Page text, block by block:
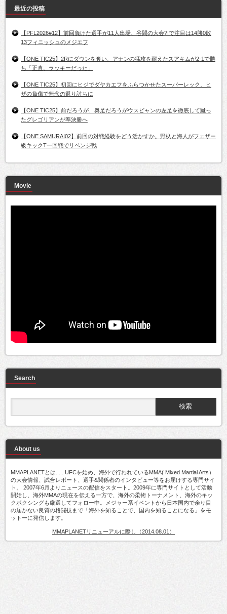
最近の投稿
【PFL2026#12】前回負けた選手が11人出場、谷間の大会?!で注目は14勝0敗
13フィニッシュのメジエフ
【ONE TIC25】2Rにダウンを奪い、アナンの猛攻を耐えたスアキムが2-1で勝
ち「正直、ラッキーだった」
【ONE TIC25】初回にヒジでダヤカエフをふらつかせたスーパーレック、ヒ
ザの負傷で無念の返り討ちに
【ONE TIC25】前だろうが、奥足だろうがウスビャンの左足を徹底して蹴っ
たグレゴリアンが準決勝へ
【ONE SAMURAI02】前回の対戦経験をどう活かすか。野杁と海人がフェザー
級キックT一回戦でリベンジ戦
Movie
Search
About us
MMAPLANETとは..... UFCを始め、海外で行われているMMA( Mixed Martial Arts）
の大会情報、試合レポート、選手&関係者のインタビュー等をお届けする専門サイ
ト。 2007年6月よりニュースの配信をスタート。2009年に専門サイトとして活動
開始し、海外MMAの現在を伝える一方で、海外の柔術トーナメント、海外のキッ
クボクシングも厳選してフォロー中。メジャー系イベントから日本国内で余り目
の届かない良質の格闘技まで「海外を知ることで、国内を知ることになる」をモ
ットーに発信します。
MMAPLANETリニューアルに際し（2014.08.01）